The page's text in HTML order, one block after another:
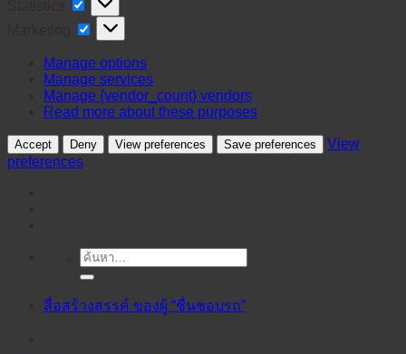
Marketing
Manage options
Manage services
Manage {vendor_count} vendors
Read more about these purposes
Accept Deny View preferences Save preferences
View
preferences
ค้นหา:
สื่อสร้างสรรค์ ของผู้ “ชื่นชอบรถ”